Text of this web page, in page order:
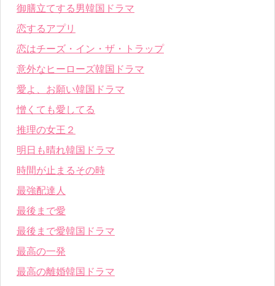
御膳立てする男韓国ドラマ
恋するアプリ
恋はチーズ・イン・ザ・トラップ
意外なヒーローズ韓国ドラマ
愛よ、お願い韓国ドラマ
憎くても愛してる
推理の女王２
明日も晴れ韓国ドラマ
時間が止まるその時
最強配達人
最後まで愛
最後まで愛韓国ドラマ
最高の一発
最高の離婚韓国ドラマ